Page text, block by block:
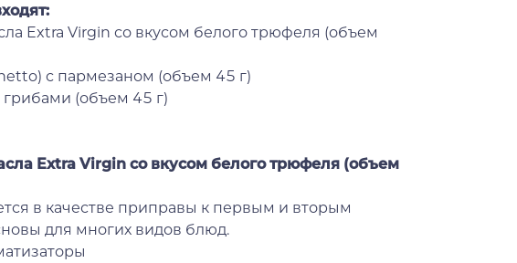
Extra Virgin со вкусом белого трюфеля (объем
с пармезаном (объем 45 г)
(объем 45 г)
Extra Virgin со вкусом белого трюфеля (объем
в качестве приправы к первым и вторым
для многих видов блюд.